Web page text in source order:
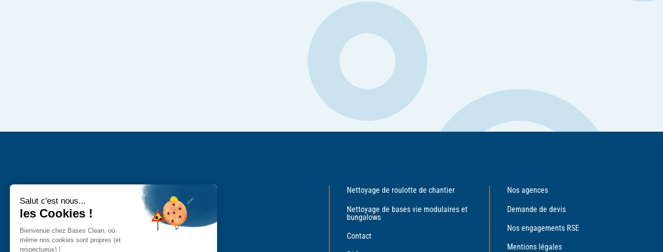
Nettoyage de roulotte de chantier
Nettoyage de bases vie modulaires et
bungalows
Contact
Nos agences
Demande de devis
Nos engagements RSE
Mentions légales